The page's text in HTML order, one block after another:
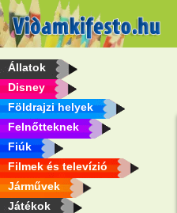
Állatok
Disney
Földrajzi helyek
Felnőtteknek
Fiúk
Filmek és televízió
Járművek
Játékok